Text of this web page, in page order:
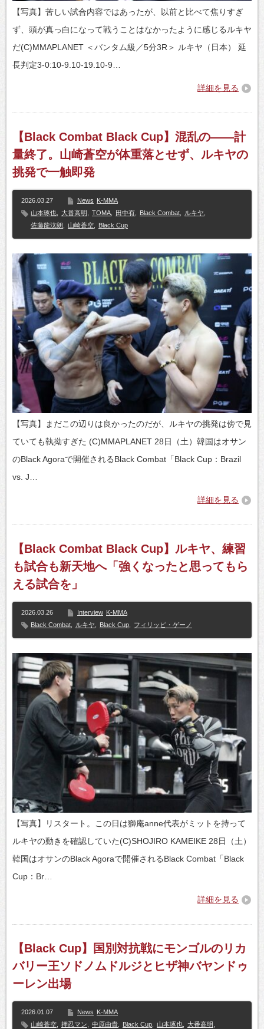
【写真】苦しい試合内容ではあったが、以前と比べて焦りすぎ
ず、頭が真っ白になって戦うことはなかったように感じるルキヤ
だ(C)MMAPLANET ＜バンタム級／5分3R＞ ルキヤ（日本） 延
長判定3-0:10-9.10-19.10-9…
詳細を見る
【Black Combat Black Cup】混乱の――計
量終了。山崎蒼空が体重落とせず、ルキヤの
挑発で一触即発
2026.03.27 News K-MMA
山本琢也
大番高明 TOMA 田中有 Black Combat ルキヤ
佐藤龍汰朗
山崎蒼空 Black Cup
【写真】まだこの辺りは良かったのだが、ルキヤの挑発は傍で見
ていても執拗すぎた (C)MMAPLANET 28日（土）韓国はオサン
のBlack Agoraで開催されるBlack Combat「Black Cup：Brazil
vs. J…
詳細を見る
【Black Combat Black Cup】ルキヤ、練習
も試合も新天地へ「強くなったと思ってもら
える試合を」
2026.03.26 Interview K-MMA
Black Combat
ルキヤ Black Cup フィリッピ・ゲーノ
【写真】リスタート。この日は獅庵anne代表がミットを持って
ルキヤの動きを確認していた(C)SHOJIRO KAMEIKE 28日（土）
韓国はオサンのBlack Agoraで開催されるBlack Combat「Black
Cup：Br…
詳細を見る
【Black Cup】国別対抗戦にモンゴルのリカ
バリー王ソドノムドルジとヒザ神バヤンドゥ
ーレン出場
2026.01.07 News K-MMA
山崎蒼空
押忍マン 中原由貴 Black Cup 山本琢也 大番高明